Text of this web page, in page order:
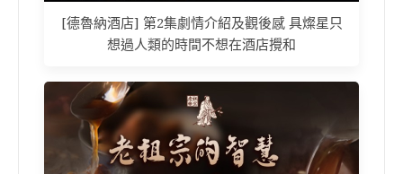
[德魯納酒店] 第2集劇情介紹及觀後感 具燦星只
想過人類的時間不想在酒店攪和